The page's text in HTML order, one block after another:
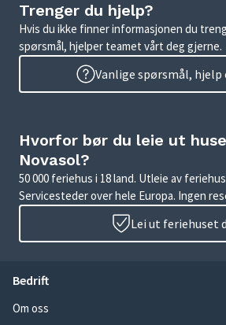
Trenger du hjelp?
Hvis du ikke finner informasjonen du
spørsmål, hjelper teamet vårt deg gjerne.
Vanlige spørsmål,
Hvorfor bør du leie ut
Novasol?
50 000 feriehus i 18 land. Utleie av
Servicesteder over hele Europa. Ingen
Lei ut feriehuset
Bedrift
Om oss